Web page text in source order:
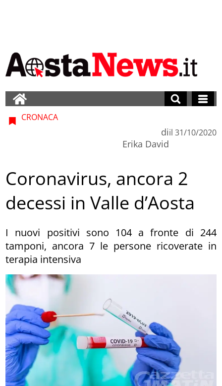
CRONACA
di
Erika David
il 31/10/2020
Coronavirus, ancora 2
decessi in Valle d’Aosta
I nuovi positivi sono 104 a fronte di 244
tamponi, ancora 7 le persone ricoverate in
terapia intensiva